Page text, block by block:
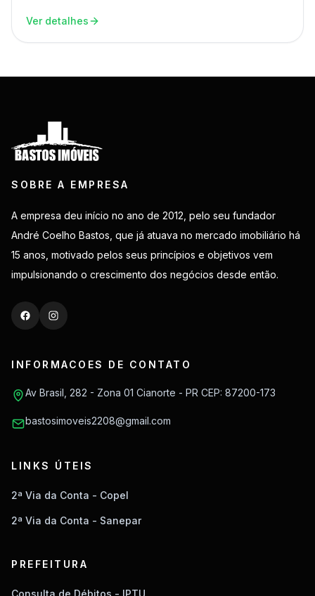
Ver detalhes
SOBRE A EMPRESA
A empresa deu início no ano de 2012, pelo seu fundador
André Coelho Bastos, que já atuava no mercado imobiliário há
15 anos, motivado pelos seus princípios e objetivos vem
impulsionando o crescimento dos negócios desde então.
INFORMACOES DE CONTATO
Av Brasil, 282 - Zona 01 Cianorte - PR CEP: 87200-173
bastosimoveis2208@gmail.com
LINKS ÚTEIS
2ª Via da Conta - Copel
2ª Via da Conta - Sanepar
PREFEITURA
Consulta de Débitos - IPTU